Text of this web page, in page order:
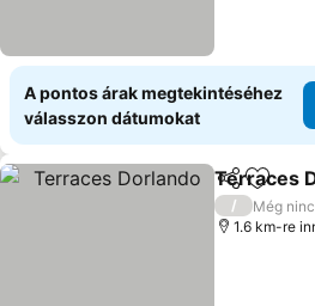
A pontos árak megtekintéséhez
válasszon dátumokat
Megosztás
Terraces
/
Még
1.6 km-re